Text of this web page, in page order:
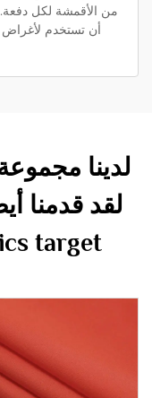
من الأقمشة لكل دفعة.
أن تستخدم لأغراض
لقد قدمنا
target